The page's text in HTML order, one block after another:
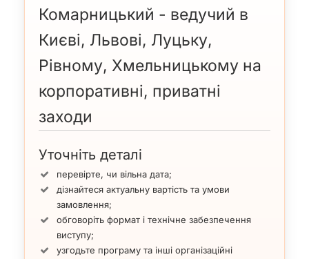
Комарницький - ведучий в
Києві, Львові, Луцьку,
Рівному, Хмельницькому на
корпоративні, приватні
заходи
Уточніть деталі
перевірте, чи вільна дата;
дізнайтеся актуальну вартість та умови
замовлення;
обговоріть формат і технічне забезпечення
виступу;
узгодьте програму та інші організаційні